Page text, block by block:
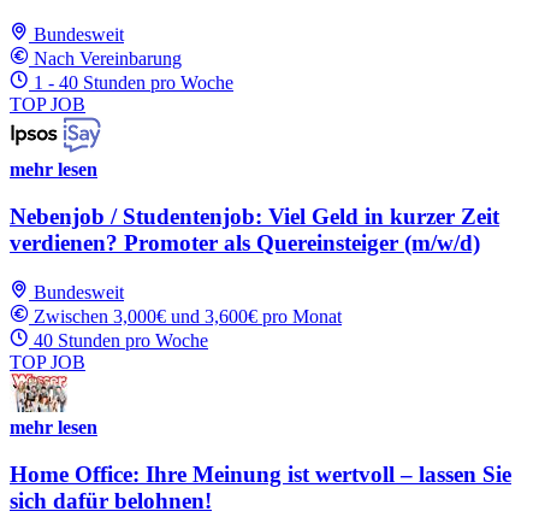
Bundesweit
Nach Vereinbarung
1 - 40 Stunden pro Woche
TOP JOB
mehr lesen
Nebenjob / Studentenjob: Viel Geld in kurzer Zeit
verdienen? Promoter als Quereinsteiger (m/w/d)
Bundesweit
Zwischen 3,000€ und 3,600€ pro Monat
40 Stunden pro Woche
TOP JOB
mehr lesen
Home Office: Ihre Meinung ist wertvoll – lassen Sie
sich dafür belohnen!